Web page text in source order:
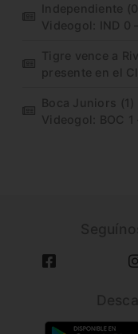
Independiente
Videogol: IND 0
Tigre vence a
presente en el
Boca Juniors
Videogol: BOC 1